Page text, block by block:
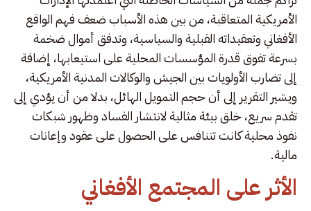
الأمريكية المتعاقبة، من بين هذه الأسباب ضعف فهم الواقع
الأفغاني وتعقيداته القبلية والسياسية، وتدفق أموال ضخمة
بسرعة تفوق قدرة المؤسسات المحلية على استيعابها، إضافة
إلى تضارب الأولويات بين الجيش والوكالات المدنية الأمريكية،
ويشير التقرير إلى أن حجم التمويل الهائل، بدلا من أن يؤدي إلى
تقدم سريع، خلق بيئة مثالية لانتشار الفساد وظهور شبكات
نفوذ محلية كانت تتنافس على الحصول على عقود وإعانات
مالية.
الأثر على المجتمع الأفغاني